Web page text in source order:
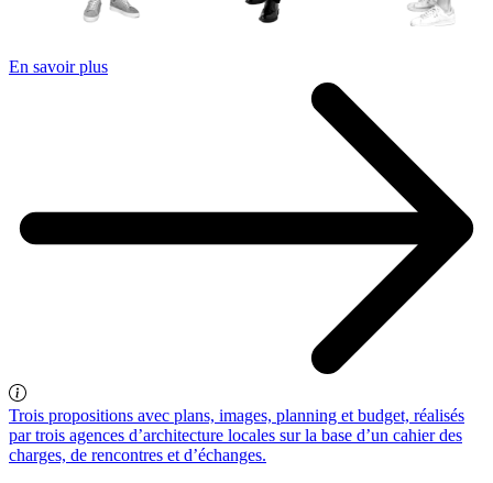
En savoir plus
Trois propositions avec plans, images, planning et budget, réalisés
par trois agences d’architecture locales sur la base d’un cahier des
charges, de rencontres et d’échanges.